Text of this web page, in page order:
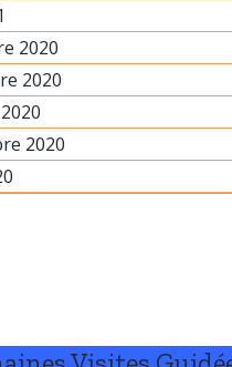
2020
2020
2020